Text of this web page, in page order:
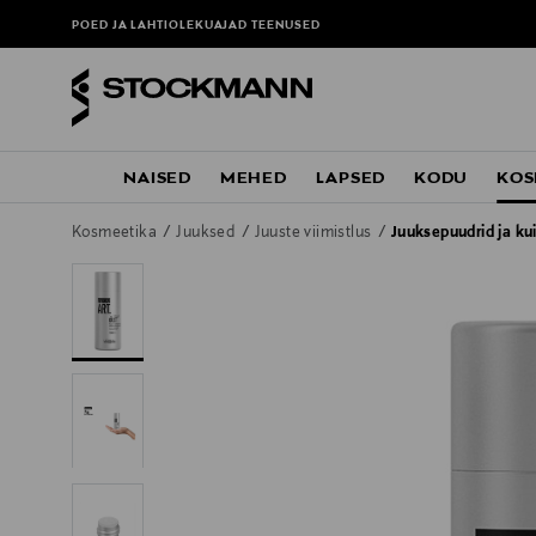
POED JA LAHTIOLEKUAJADTEENUSED
NAISED MEHED LAPSED KODU
Kosmeetika Juuksed Juuste viimistlus Juuksepuudrid ja